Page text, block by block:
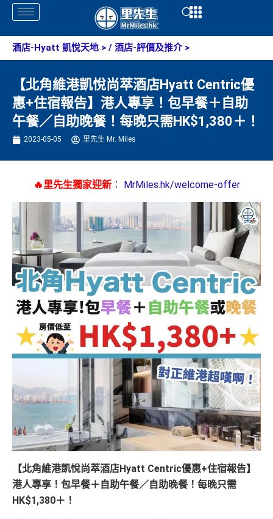
Skip
content
Open
酒店-Hyatt 凱悅天地 > / 酒店-評價及推介>
【北角維港凱悅尚萃酒店Hyatt Centric優
惠+住宿報告】港人專享！包早餐＋自助
午餐／自助晚餐！每晚只需HK$1,380＋！
2023-05-05 里先生 Mr. Miles
🔥里先生獨家迎新： MrMiles.hk/welcome-offer
【北角維港凱悅尚萃酒店Hyatt Centric優惠+住宿報告】
港人專享！包早餐＋自助午餐／自助晚餐！每晚只需
HK$1,380＋！